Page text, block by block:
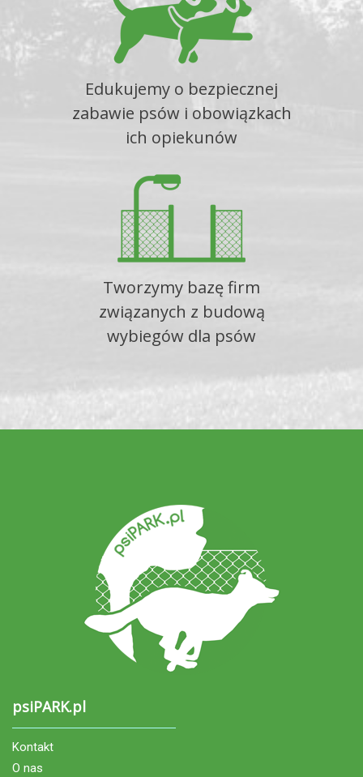
Edukujemy o bezpiecznej
zabawie psów i obowiązkach
ich opiekunów
Tworzymy bazę firm
związanych z budową
wybiegów dla psów
psiPARK.pl
Kontakt
O nas